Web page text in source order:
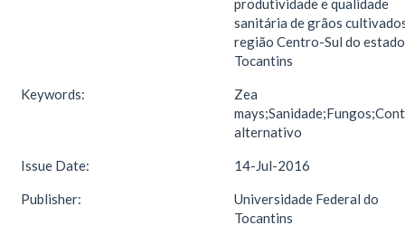
produtividade e qualidade
sanitária de grãos
região Centro-Sul do
Tocantins
Keywords:
Zea
alternativo
Issue Date: 14-Jul-2016
Publisher:
Universidade Federal do
Tocantins